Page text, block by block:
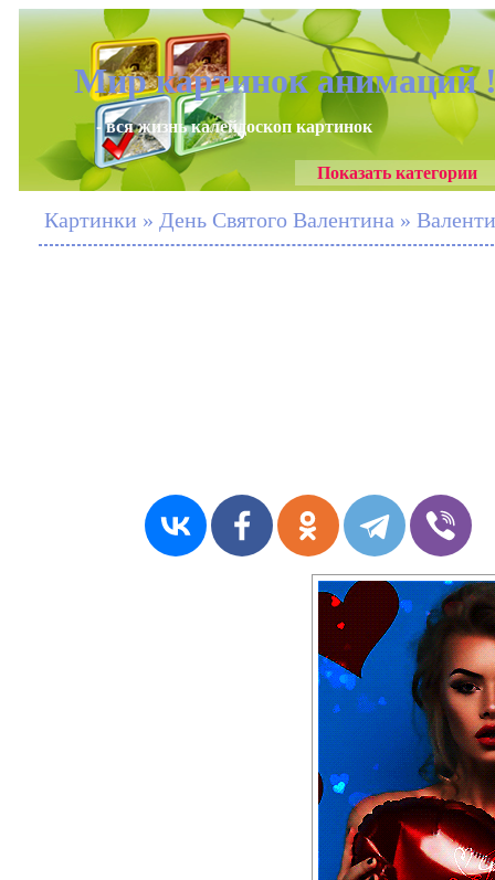
Мир картинок анимаций
- вся жизнь калейдоскоп картинок
Показать категории
Картинки » День Святого Валентина »